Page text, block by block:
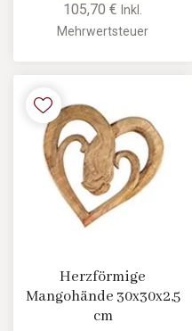
105,70 €Inkl.
Mehrwertsteuer
Herzförmige
Mangohände 30x30x2,5
cm